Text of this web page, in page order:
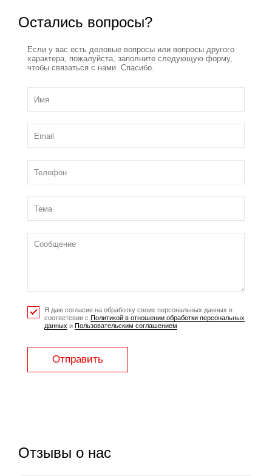
Остались вопросы?
Если у вас есть деловые вопросы или вопросы другого
характера, пожалуйста, заполните следующую форму,
чтобы связаться с нами. Спасибо.
Я даю согласие на обработку своих персональных данных в
соответсвии с Политикой в отношении обработки персональных
данных и Пользовательским соглашением
Отправить
Отзывы о нас